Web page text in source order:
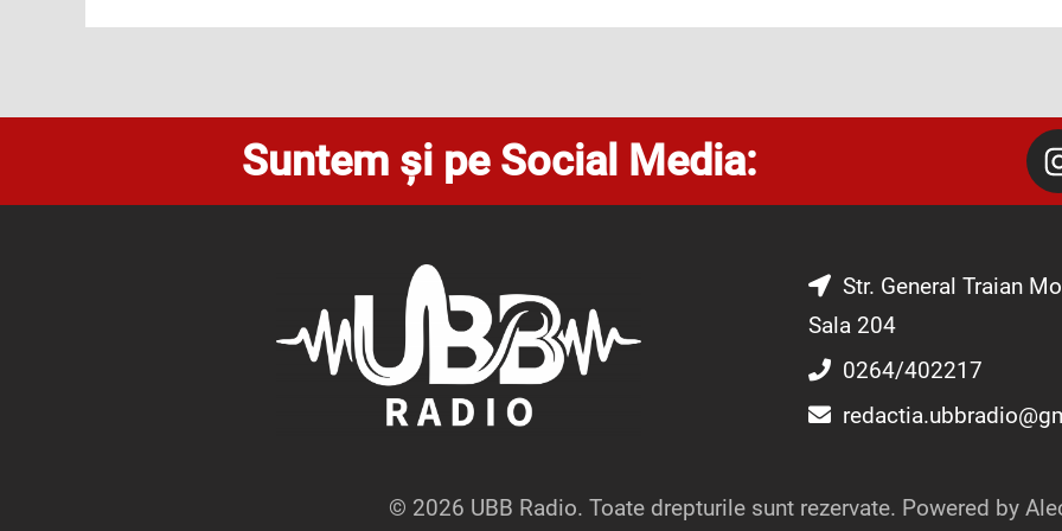
Suntem și pe Social Media:
Str. General Traian
Sala 204
0264/402217
© 2026 UBB Radio. Toate drepturile sunt rezervate. Powered by